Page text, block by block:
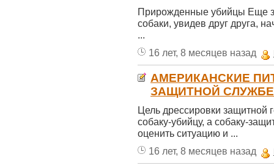
Прирожденные убийцы Еще
собаки, увидев друг друга,
...
16 лет, 8 месяцев назад
АМЕРИКАНСКИЕ
ЗАЩИТНОЙ
Цель дрессировки защитной
собаку-убийцу, а собаку-
оценить ситуацию и ...
16 лет, 8 месяцев назад